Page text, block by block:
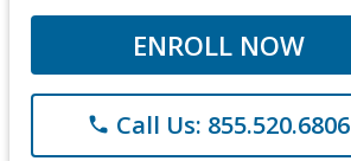
ENROLL NOW
phone Call Us: 855.520.6806